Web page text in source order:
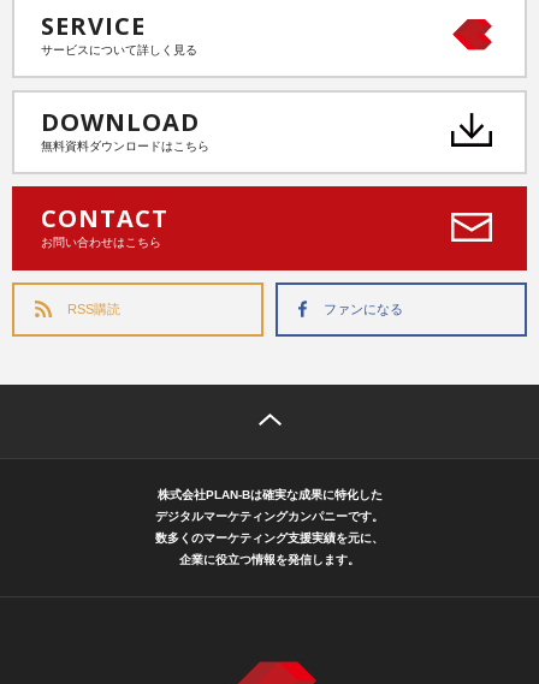
SERVICE
サービスについて詳しく見る
DOWNLOAD
無料資料ダウンロードはこちら
CONTACT
お問い合わせはこちら
RSS購読 ファンになる
株式会社PLAN-Bは確実な成果に特化した
デジタルマーケティングカンパニーです。
数多くのマーケティング支援実績を元に、
企業に役立つ情報を発信します。